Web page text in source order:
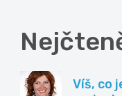
Víš, co